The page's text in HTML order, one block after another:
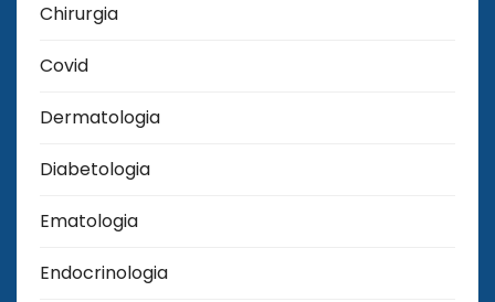
Chirurgia
Covid
Dermatologia
Diabetologia
Ematologia
Endocrinologia